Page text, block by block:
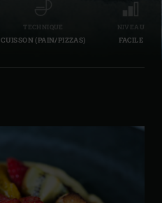
TECHNIQUE
CUISSON (PAIN/PIZZAS)
NIVEAU
FACILE